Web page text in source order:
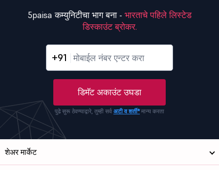
5paisa कम्युनिटीचा भाग बना - भारताचे पहिले लिस्टेड
डिस्काउंट ब्रोकर.
+91
डिमॅट अकाउंट उघडा
पुढे सुरू ठेवण्याद्वारे, तुम्ही सर्व अटी व शर्ती*मान्य करता
शेअर मार्केट